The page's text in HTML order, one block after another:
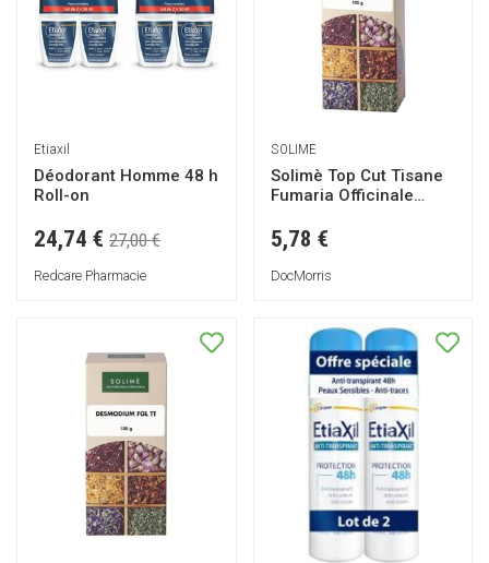
Etiaxil
Déodorant Homme 48 h
Roll-on
24,74 € 27,00 €
Redcare Pharmacie
SOLIME
Solimè Top Cut Tisane
Fumaria Officinale
5,78 €
DocMorris